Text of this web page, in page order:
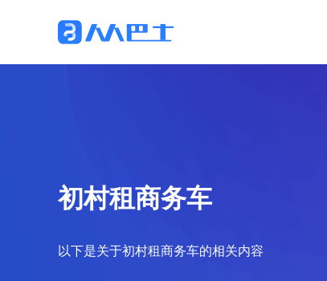
初村租商务车
以下是关于初村租商务车的相关内容